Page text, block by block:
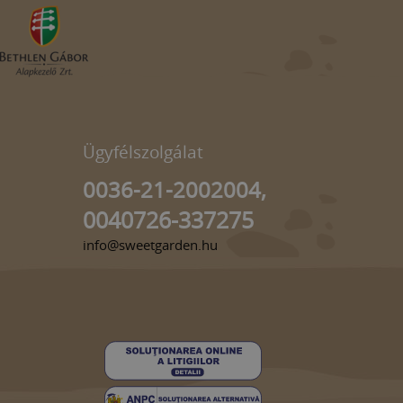
Ügyfélszolgálat
0036-21-2002004,
0040726-337275
info@sweetgarden.hu